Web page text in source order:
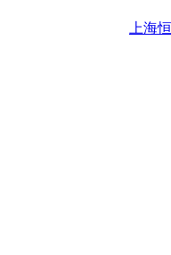
上海